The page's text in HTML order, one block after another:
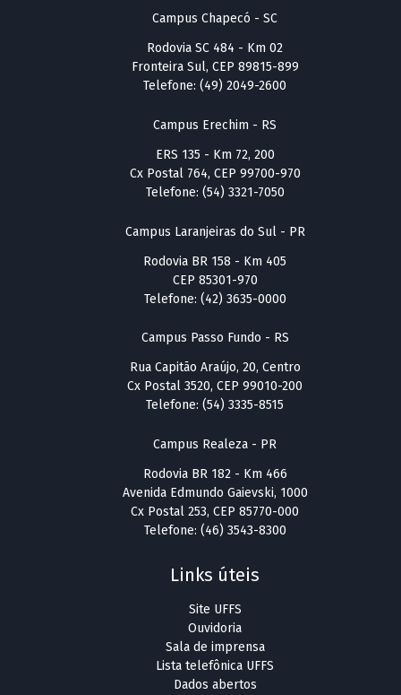
Campus Chapecó - SC
Rodovia SC 484 - Km 02
Fronteira Sul, CEP 89815-899
Telefone: (49) 2049-2600
Campus Erechim - RS
ERS 135 - Km 72, 200
Cx Postal 764, CEP 99700-970
Telefone: (54) 3321-7050
Campus Laranjeiras do Sul - PR
Rodovia BR 158 - Km 405
CEP 85301-970
Telefone: (42) 3635-0000
Campus Passo Fundo - RS
Rua Capitão Araújo, 20, Centro
Cx Postal 3520, CEP 99010-200
Telefone: (54) 3335-8515
Campus Realeza - PR
Rodovia BR 182 - Km 466
Avenida Edmundo Gaievski, 1000
Cx Postal 253, CEP 85770-000
Telefone: (46) 3543-8300
Links úteis
Site UFFS
Ouvidoria
Sala de imprensa
Lista telefônica UFFS
Dados abertos